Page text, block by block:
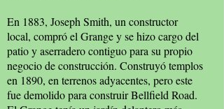
En 1883, Joseph Smith, un constructor
local, compró el Grange y se hizo cargo del
patio y aserradero contiguo para su propio
negocio de construcción. Construyó templos
en 1890, en terrenos adyacentes, pero este
fue demolido para construir Bellfield Road.